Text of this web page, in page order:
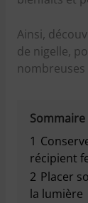
Ainsi,
de nigelle,
nombreuses
Sommaire
1
récipient
2 Placer
la lumière